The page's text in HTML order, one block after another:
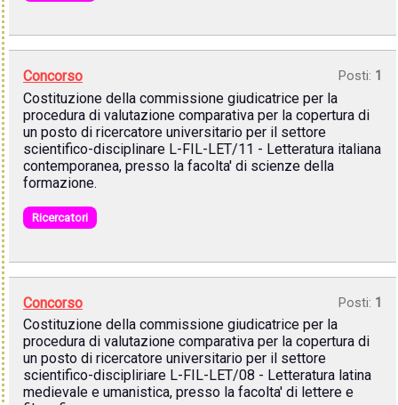
Concorso Posti: 1
Costituzione della commissione giudicatrice per la
procedura di valutazione comparativa per la copertura di
un posto di ricercatore universitario per il settore
scientifico-disciplinare L-FIL-LET/11 - Letteratura italiana
contemporanea, presso la facolta' di scienze della
formazione.
Ricercatori
Concorso Posti: 1
Costituzione della commissione giudicatrice per la
procedura di valutazione comparativa per la copertura di
un posto di ricercatore universitario per il settore
scientifico-discipliriare L-FIL-LET/08 - Letteratura latina
medievale e umanistica, presso la facolta' di lettere e